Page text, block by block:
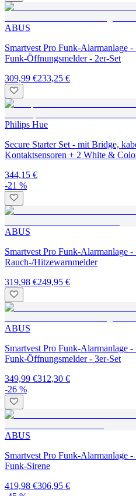
ABUS
Smartvest Pro Funk-Alarmanlage -
Funk-Öffnungsmelder - 2er-Set
309,99 €233,25 €
Philips Hue
Secure Starter Set - mit Bridge,
Kontaktsensoren + 2 White &
344,15 €
-21 %
ABUS
Smartvest Pro Funk-Alarmanlage
Rauch-/Hitzewarnmelder
319,98 €249,95 €
ABUS
Smartvest Pro Funk-Alarmanlage -
Funk-Öffnungsmelder - 3er-Set
349,99 €312,30 €
-26 %
ABUS
Smartvest Pro Funk-Alarmanlage -
Funk-Sirene
419,98 €306,95 €